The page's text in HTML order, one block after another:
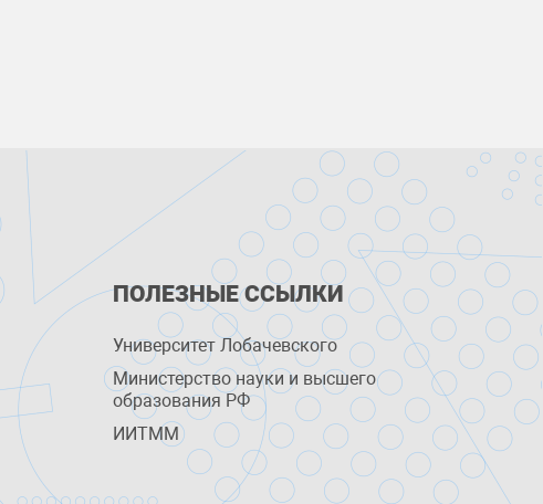
ПОЛЕЗНЫЕ ССЫЛКИ
Университет Лобачевского
Министерство науки и высшего
образования РФ
ИИТММ